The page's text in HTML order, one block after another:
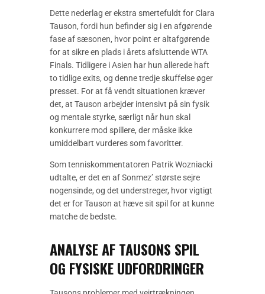
Dette nederlag er ekstra smertefuldt for Clara
Tauson, fordi hun befinder sig i en afgørende
fase af sæsonen, hvor point er altafgørende
for at sikre en plads i årets afsluttende WTA
Finals. Tidligere i Asien har hun allerede haft
to tidlige exits, og denne tredje skuffelse øger
presset. For at få vendt situationen kræver
det, at Tauson arbejder intensivt på sin fysik
og mentale styrke, særligt når hun skal
konkurrere mod spillere, der måske ikke
umiddelbart vurderes som favoritter.
Som tenniskommentatoren Patrik Wozniacki
udtalte, er det en af Sonmez’ største sejre
nogensinde, og det understreger, hvor vigtigt
det er for Tauson at hæve sit spil for at kunne
matche de bedste.
ANALYSE AF TAUSONS SPIL
OG FYSISKE UDFORDRINGER